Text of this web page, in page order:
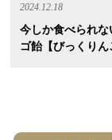
2024.12.18
今しか食べられ
ゴ飴【びっくり